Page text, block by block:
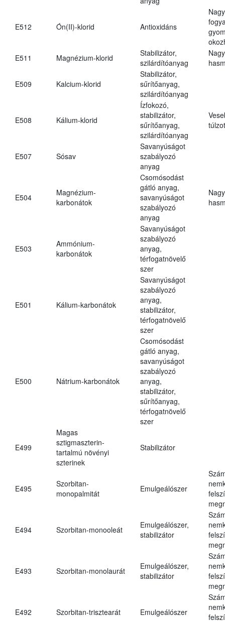
E512 Ón(II)-klorid Antioxidáns
E511
Magnézium-klorid
Stabilizátor,
szilárdítóanyag
E509 Kalcium-klorid
Stabilizátor,
sűrítőanyag,
szilárdítóanyag
E508 Kálium-klorid
Ízfokozó,
stabilizátor,
sűrítőanyag,
szilárdítóanyag
E507 Sósav
Savanyúságot
szabályozó
anyag
E504
Magnézium-
karbonátok
Csomósodást
gátló anyag,
savanyúságot
szabályozó
anyag
E503
Ammónium-
karbonátok
Savanyúságot
szabályozó
anyag,
térfogatnövelő
szer
E501 Kálium-karbonátok
Savanyúságot
szabályozó
anyag,
stabilizátor,
térfogatnövelő
szer
E500 Nátrium-karbonátok
Csomósodást
gátló anyag,
savanyúságot
szabályozó
anyag,
stabilizátor,
sűrítőanyag,
térfogatnövelő
szer
E499
Magas
sztigmaszterin-
tartalmú növényi
szterinek
Stabilizátor
E495
Szorbitan-
monopalmitát
Emulgeálószer
E494 Szorbitan-monooleát
Emulgeálószer,
stabilizátor
E493 Szorbitan-monolaurát
Emulgeálószer,
stabilizátor
E492 Szorbitan-trisztearát Emulgeálószer